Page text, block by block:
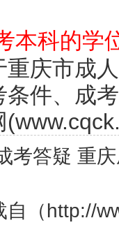
本科的学
庆市成
件、成
考答疑 重
自（http://